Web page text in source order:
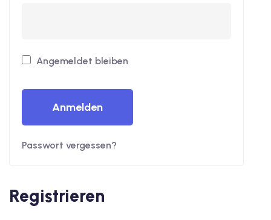
Angemeldet bleiben
Anmelden
Passwort vergessen?
Registrieren